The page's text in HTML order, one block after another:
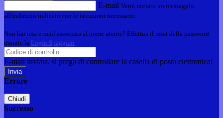
E-mail Verrà inviato un messaggio
all'indirizzo indicato con le istruzioni necessarie.
Non hai una e-mail associata al nome utente? Effettua il reset della password
tramite la Login Spaggiari
E-mail inviata, si prega di controllare la casella di posta elettronica!
Errore
Chiudi
Successo